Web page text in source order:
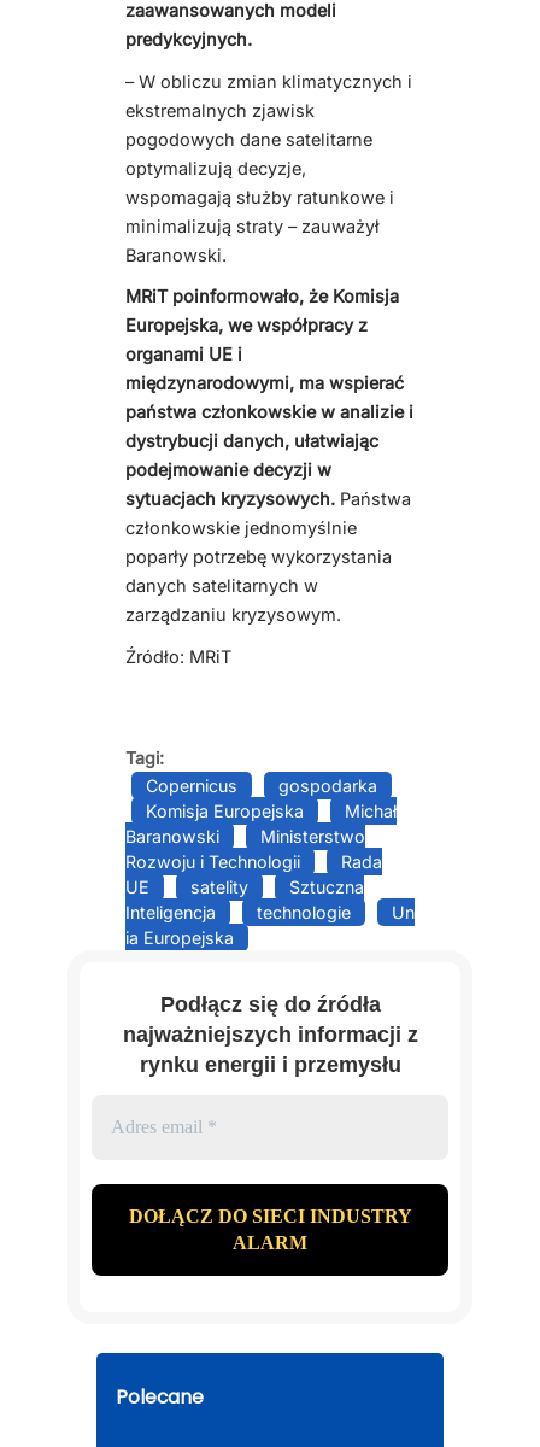
zaawansowanych modeli
predykcyjnych.
– W obliczu zmian klimatycznych i
ekstremalnych zjawisk
pogodowych dane satelitarne
optymalizują decyzje,
wspomagają służby ratunkowe i
minimalizują straty – zauważył
Baranowski.
MRiT poinformowało, że Komisja
Europejska, we współpracy z
organami UE i
międzynarodowymi, ma wspierać
państwa członkowskie w analizie i
dystrybucji danych, ułatwiając
podejmowanie decyzji w
sytuacjach kryzysowych. Państwa
członkowskie jednomyślnie
poparły potrzebę wykorzystania
danych satelitarnych w
zarządzaniu kryzysowym.
Źródło: MRiT
Tagi:
Copernicus
gospodarka
Komisja Europejska
Michał
Baranowski
Ministerstwo
Rozwoju i Technologii
Rada
UE
satelity
Sztuczna
Inteligencja
technologie
Un
ia Europejska
Podłącz się do źródła
najważniejszych informacji z
rynku energii i przemysłu
Polecane